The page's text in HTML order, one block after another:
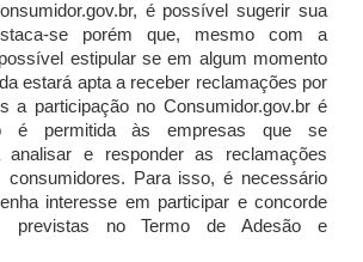
é possível sugerir sua
se porém que, mesmo com a
estipular se em algum momento
estará apta a receber reclamações por
a participação no Consumidor.gov.br é
é permitida às empresas que se
analisar e responder as reclamações
consumidores. Para isso, é necessário
interesse em participar e concorde
previstas no Termo de Adesão e